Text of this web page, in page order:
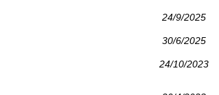
24/9/2025
30/6/2025
24/10/2023